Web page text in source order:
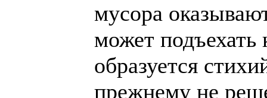
мусора
может
образуется
прежнему не